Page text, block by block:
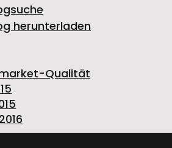
herunterladen
Qualität